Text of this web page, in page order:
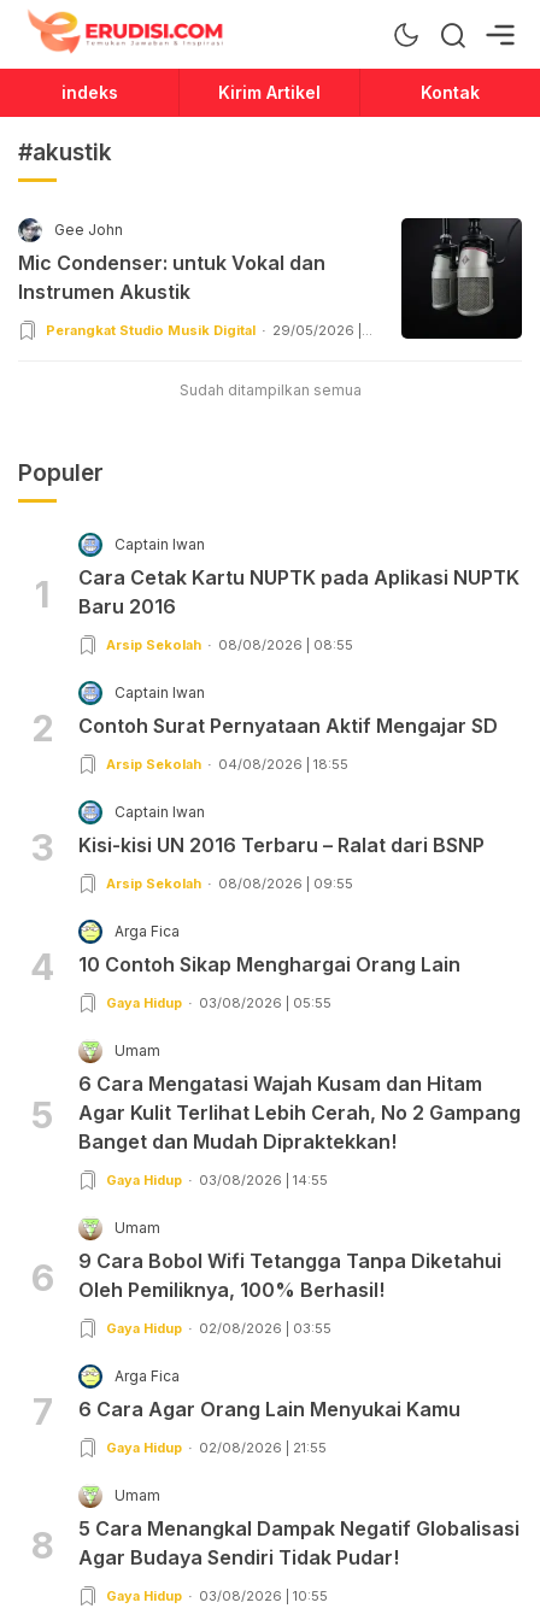
Erudisi
Temukan Jawaban dan Inspirasi
indeks Kirim Artikel Kontak
#akustik
Gee John
Mic Condenser: untuk Vokal dan
Instrumen Akustik
Perangkat Studio Musik Digital
29/05/2026 |
Sudah ditampilkan semua
Populer
1
Captain Iwan
Cara Cetak Kartu NUPTK pada Aplikasi NUPTK
Baru 2016
Arsip Sekolah 08/08/2026 | 08:55
2
Captain Iwan
Contoh Surat Pernyataan Aktif Mengajar SD
Arsip Sekolah 04/08/2026 | 18:55
3
Captain Iwan
Kisi-kisi UN 2016 Terbaru – Ralat dari BSNP
Arsip Sekolah 08/08/2026 | 09:55
4
Arga Fica
10 Contoh Sikap Menghargai Orang Lain
Gaya Hidup 03/08/2026 | 05:55
5
Umam
6 Cara Mengatasi Wajah Kusam dan Hitam
Agar Kulit Terlihat Lebih Cerah, No 2 Gampang
Banget dan Mudah Dipraktekkan!
Gaya Hidup 03/08/2026 | 14:55
6
Umam
9 Cara Bobol Wifi Tetangga Tanpa Diketahui
Oleh Pemiliknya, 100% Berhasil!
Gaya Hidup 02/08/2026 | 03:55
7
Arga Fica
6 Cara Agar Orang Lain Menyukai Kamu
Gaya Hidup 02/08/2026 | 21:55
8
Umam
5 Cara Menangkal Dampak Negatif Globalisasi
Agar Budaya Sendiri Tidak Pudar!
Gaya Hidup 03/08/2026 | 10:55